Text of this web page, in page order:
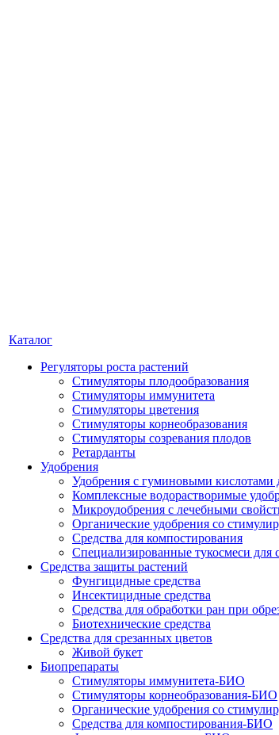
Каталог
Регуляторы роста растений
Стимуляторы плодообразования
Стимуляторы иммунитета
Стимуляторы цветения
Стимуляторы корнеобразования
Стимуляторы созревания плодов
Ретарданты
Удобрения
Удобрения с гуминовыми кислотами
Комплексные водорастворимые
Микроудобрения с лечебными
Органические удобрения со
Средства для компостирования
Специализированные тукосмеси для
Средства защиты растений
Фунгицидные средства
Инсектицидные средства
Средства для обработки ран при
Биотехнические средства
Средства для срезанных цветов
Живой букет
Биопрепараты
Стимуляторы иммунитета-БИО
Стимуляторы корнеобразования-БИО
Органические удобрения со
Средства для компостирования-БИО